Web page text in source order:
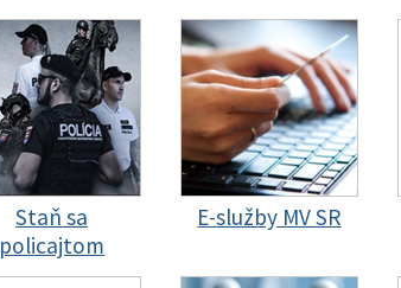
Staň sa
policajtom
E-služby MV SR